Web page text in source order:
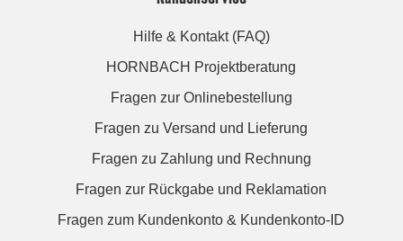
Hilfe & Kontakt (FAQ)
HORNBACH Projektberatung
Fragen zur Onlinebestellung
Fragen zu Versand und Lieferung
Fragen zu Zahlung und Rechnung
Fragen zur Rückgabe und Reklamation
Fragen zum Kundenkonto & Kundenkonto-ID